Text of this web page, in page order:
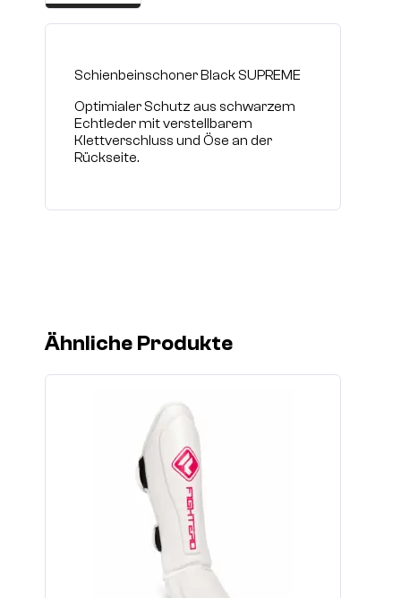
Schienbeinschoner Black SUPREME
Optimialer Schutz aus schwarzem
Echtleder mit verstellbarem
Klettverschluss und Öse an der
Rückseite.
Ähnliche Produkte